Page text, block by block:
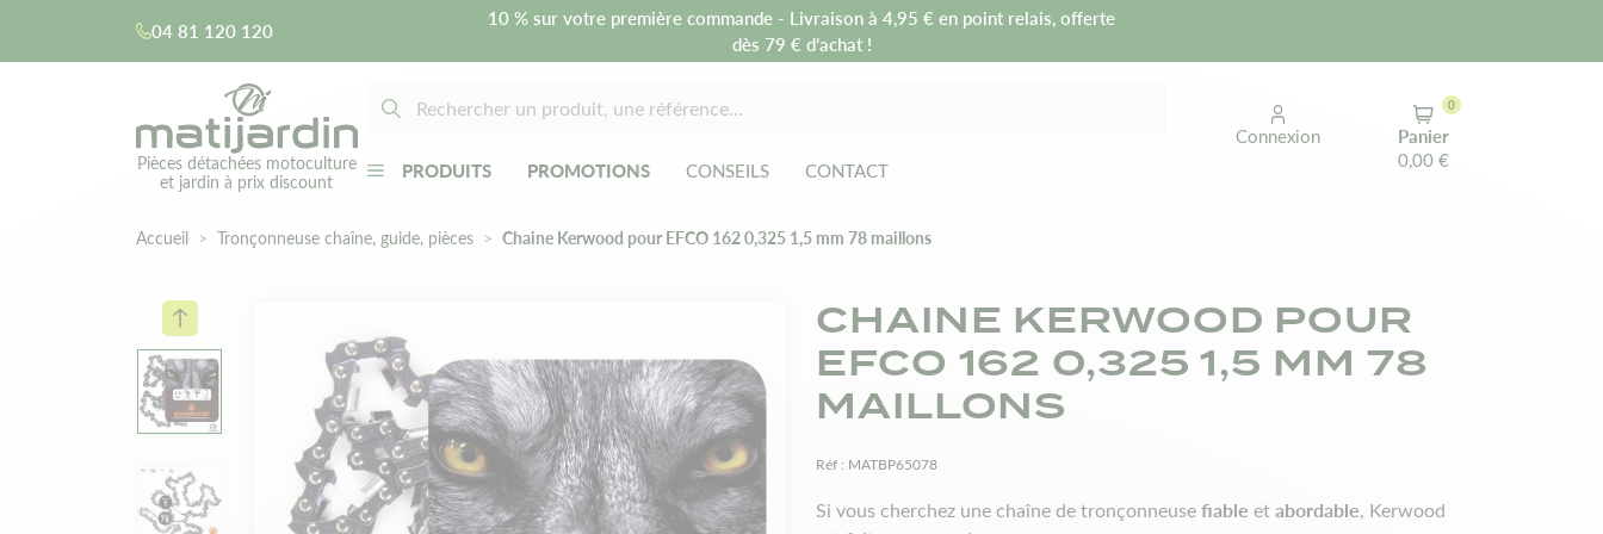
04 81 120 120
10 % sur votre première commande - Livraison à 4,95 € en point relais, offerte
dès 79 € d’achat !
Pièces détachées motoculture
et jardin à prix discount
PRODUITS PROMOTIONS CONSEILS CONTACT
Connexion
Panier
0,00 €
0
Accueil Tronçonneuse chaîne, guide, pièces Chaine Kerwood pour EFCO 162 0,325 1,5 mm 78 maillons
CHAINE KERWOOD POUR
EFCO 162 0,325 1,5 MM 78
MAILLONS
Réf : MATBP65078
Si vous cherchez une chaîne de tronçonneusefiable etabordable, Kerwood